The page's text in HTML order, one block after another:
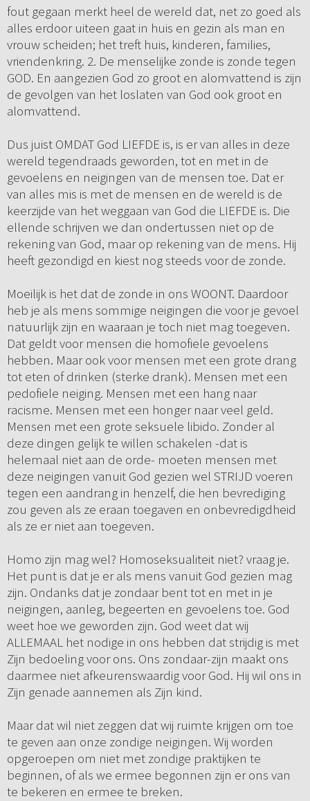
fout gegaan merkt heel de wereld dat, net zo goed als
alles erdoor uiteen gaat in huis en gezin als man en
vrouw scheiden; het treft huis, kinderen, families,
vriendenkring. 2. De menselijke zonde is zonde tegen
GOD. En aangezien God zo groot en alomvattend is zijn
de gevolgen van het loslaten van God ook groot en
alomvattend.
Dus juist OMDAT God LIEFDE is, is er van alles in deze
wereld tegendraads geworden, tot en met in de
gevoelens en neigingen van de mensen toe. Dat er
van alles mis is met de mensen en de wereld is de
keerzijde van het weggaan van God die LIEFDE is. Die
ellende schrijven we dan ondertussen niet op de
rekening van God, maar op rekening van de mens. Hij
heeft gezondigd en kiest nog steeds voor de zonde.
Moeilijk is het dat de zonde in ons WOONT. Daardoor
heb je als mens sommige neigingen die voor je gevoel
natuurlijk zijn en waaraan je toch niet mag toegeven.
Dat geldt voor mensen die homofiele gevoelens
hebben. Maar ook voor mensen met een grote drang
tot eten of drinken (sterke drank). Mensen met een
pedofiele neiging. Mensen met een hang naar
racisme. Mensen met een honger naar veel geld.
Mensen met een grote seksuele libido. Zonder al
deze dingen gelijk te willen schakelen -dat is
helemaal niet aan de orde- moeten mensen met
deze neigingen vanuit God gezien wel STRIJD voeren
tegen een aandrang in henzelf, die hen bevrediging
zou geven als ze eraan toegaven en onbevredigdheid
als ze er niet aan toegeven.
Homo zijn mag wel? Homoseksualiteit niet? vraag je.
Het punt is dat je er als mens vanuit God gezien mag
zijn. Ondanks dat je zondaar bent tot en met in je
neigingen, aanleg, begeerten en gevoelens toe. God
weet hoe we geworden zijn. God weet dat wij
ALLEMAAL het nodige in ons hebben dat strijdig is met
Zijn bedoeling voor ons. Ons zondaar-zijn maakt ons
daarmee niet afkeurenswaardig voor God. Hij wil ons in
Zijn genade aannemen als Zijn kind.
Maar dat wil niet zeggen dat wij ruimte krijgen om toe
te geven aan onze zondige neigingen. Wij worden
opgeroepen om niet met zondige praktijken te
beginnen, of als we ermee begonnen zijn er ons van
te bekeren en ermee te breken.